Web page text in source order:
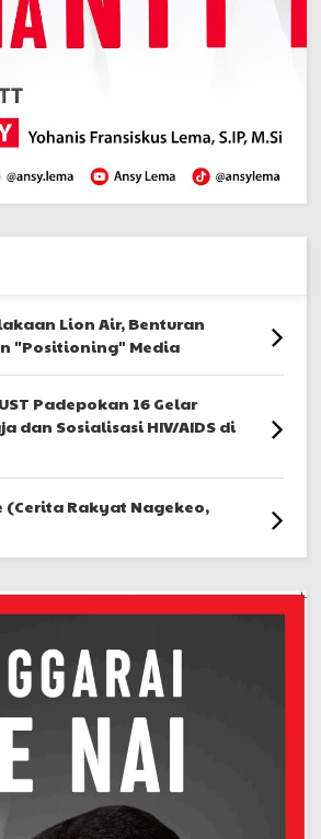
Lion Air, Benturan
"Positioning" Media
Padepokan 16 Gelar
dan Sosialisasi HIV/AIDS di
(Cerita Rakyat Nagekeo,